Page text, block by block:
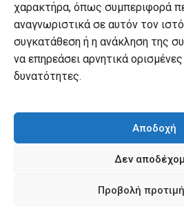
χαρακτήρα, όπως συμπεριφορά
αναγνωριστικά σε αυτόν τον
συγκατάθεση ή η ανάκληση της
να επηρεάσει αρνητικά ορισμένες
δυνατότητες.
Αποδοχή
Δεν
Προβολή
Ο λογαριασμός μου
Οι παραγγελίες μου
Λίστα επιθυμιών
© mybook.gr. 2022. powered bypractin